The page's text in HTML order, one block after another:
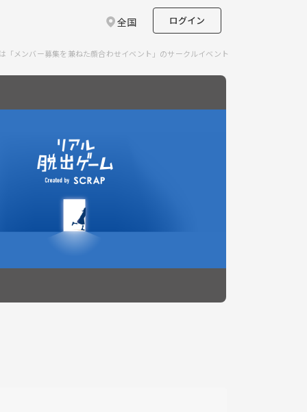
全国 ログイン
メンバー募集を兼ねた顔合わせイベント」のサークルイベント